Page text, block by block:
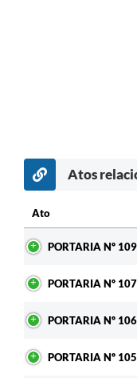
Atos
Ato
PORTARIA Nº
PORTARIA Nº
PORTARIA Nº
PORTARIA Nº